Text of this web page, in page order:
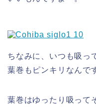
ちなみに、いつも吸っ
葉巻もピンキリなんで
葉巻はゆったり吸って